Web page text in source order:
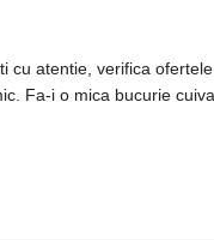
cu atentie, verifica
Fa-i o mica bucurie